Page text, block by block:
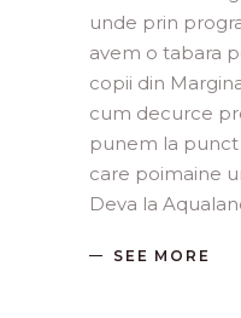
unde prin
avem o tabara
copii din
cum decurce
punem la punct
care poimaine
Deva la
SEE MORE